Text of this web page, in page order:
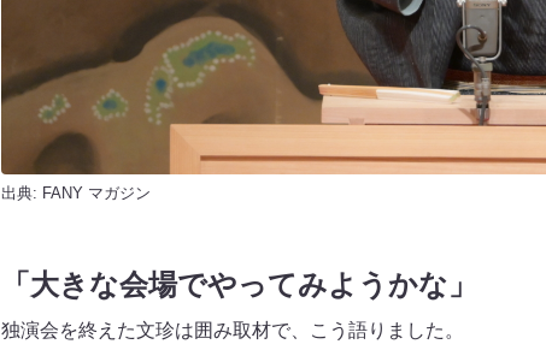
出典: FANY マガジン
「大きな会場でやってみようかな」
独演会を終えた文珍は囲み取材で、こう語りました。